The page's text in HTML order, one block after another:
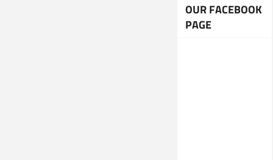
OUR FACEBOOK
PAGE